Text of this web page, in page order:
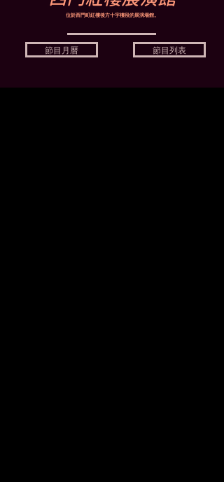
位於西門町紅樓後方十字樓段的展演場館。
節目月曆 節目列表